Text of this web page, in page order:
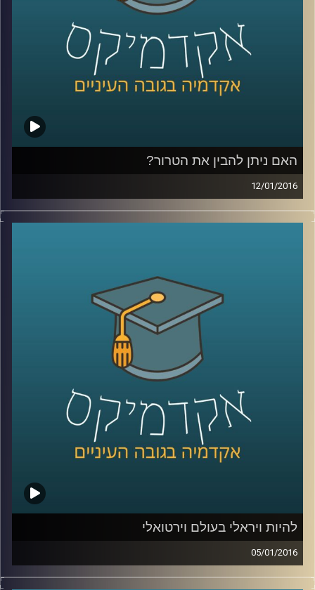
AudioVersity
האם ניתן להבין את הטרור?
12/01/2016
הטרור מפחיד ומכעיס אותנו, עד כדי כך שאין
הטרור: מה מטרת העל של ארגוני טרור, והאם
הם עוסקים בזה בלבד, או שפעילויותיהם רחבות
הרבה יותר? סביר כי ההבנה של התמונה
המלאה תעזור למדינות ולקבוצות המותקפות
להתמודד עם הטרור וניסיון ההשתלטות של
האיסלאם הקיצוני. פרופסור אסף מוגדם מספר
קצת על ההיסטוריה של הטרור ומעורבותו של
הטרור במלחמות אזרחים והתקוממויות.
קרדיט תמונות:AudioVersity
להיות ויראלי בעולם וירטואלי
05/01/2016
יש לכם את זה מגיל צעיר, אתם מנהלים יופי של